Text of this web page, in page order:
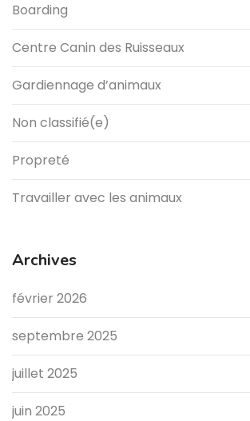
Boarding
Centre Canin des Ruisseaux
Gardiennage d’animaux
Non classifié(e)
Propreté
Travailler avec les animaux
Archives
février 2026
septembre 2025
juillet 2025
juin 2025